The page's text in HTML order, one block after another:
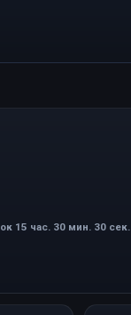
15 час. 30 мин. 30 сек.